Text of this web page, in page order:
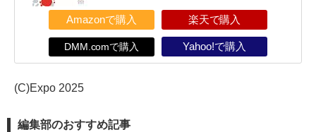
Amazonで購入 楽天で購入
DMM.comで購入 Yahoo!で購入
(C)Expo 2025
編集部のおすすめ記事